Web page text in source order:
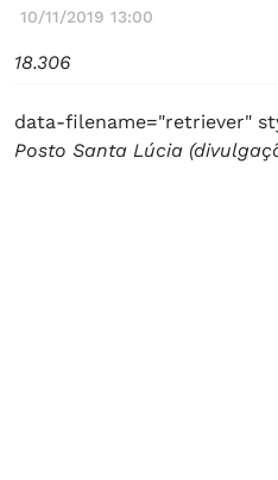
10/11/2019 13:00
18.306
data-filename="retriever"
Posto Santa Lúcia